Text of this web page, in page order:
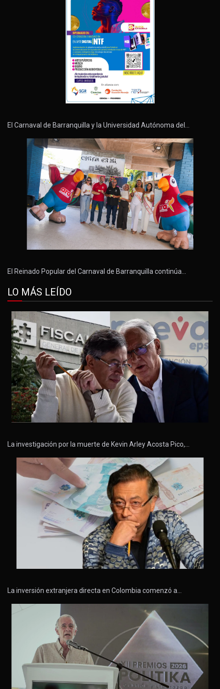
El Carnaval de Barranquilla y la Universidad Autónoma del…
El Reinado Popular del Carnaval de Barranquilla continúa…
LO MÁS LEÍDO
La investigación por la muerte de Kevin Arley Acosta Pico,…
La inversión extranjera directa en Colombia comenzó a…